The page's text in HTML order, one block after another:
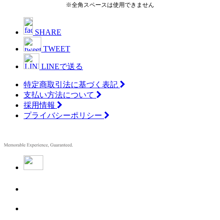
※全角スペースは使用できません
SHARE
TWEET
LINEで送る
特定商取引法に基づく表記
支払い方法について
採用情報
プライバシーポリシー